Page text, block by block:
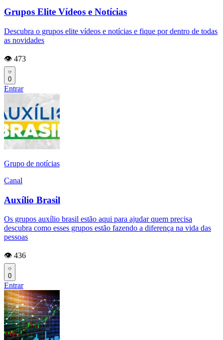
Grupos Elite Vídeos e Notícias
Descubra o grupos elite vídeos e notícias e fique por dentro de todas
as novidades
👁️ 473
0
Entrar
Grupo de notícias
Canal
Auxílio Brasil
Os grupos auxílio brasil estão aqui para ajudar quem precisa
descubra como esses grupos estão fazendo a diferença na vida das
pessoas
👁️ 436
0
Entrar